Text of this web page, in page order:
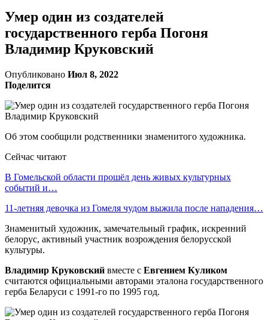
Умер один из создателей
государственного герба Погоня
Владимир Круковский
Опубликовано Июл 8, 2022
Поделится
Об этом сообщили родственники знаменитого художника.
Сейчас читают
В Гомельской области прошёл день живых культурных
событий и…
11-летняя девочка из Гомеля чудом выжила после нападения…
Знаменитый художник, замечательный график, искренний
белорус, активный участник возрождения белорусской
культуры.
Владимир Круковский вместе с Евгением Куликом
считаются официальными авторами эталона государственного
герба Беларуси с 1991-го по 1995 год.